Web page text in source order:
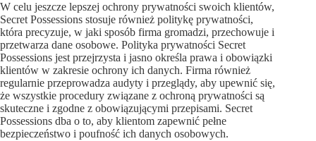
W celu jeszcze lepszej ochrony prywatności swoich klientów,
Secret Possessions stosuje również politykę prywatności,
która precyzuje, w jaki sposób firma gromadzi, przechowuje i
przetwarza dane osobowe. Polityka prywatności Secret
Possessions jest przejrzysta i jasno określa prawa i obowiązki
klientów w zakresie ochrony ich danych. Firma również
regularnie przeprowadza audyty i przeglądy, aby upewnić się,
że wszystkie procedury związane z ochroną prywatności są
skuteczne i zgodne z obowiązującymi przepisami. Secret
Possessions dba o to, aby klientom zapewnić pełne
bezpieczeństwo i poufność ich danych osobowych.